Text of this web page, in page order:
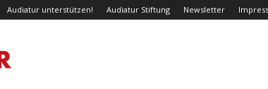
Audiatur unterstützen! Audiatur Stiftung Newsletter